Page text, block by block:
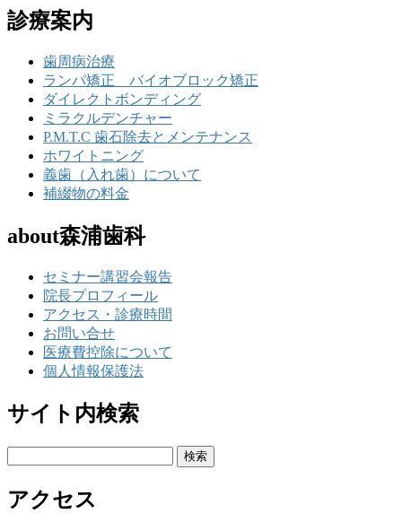
診療案内
歯周病治療
ランパ矯正 バイオブロック矯正
ダイレクトボンディング
ミラクルデンチャー
P.M.T.C 歯石除去とメンテナンス
ホワイトニング
義歯（入れ歯）について
補綴物の料金
about森浦歯科
セミナー講習会報告
院長プロフィール
アクセス・診療時間
お問い合せ
医療費控除について
個人情報保護法
サイト内検索
アクセス